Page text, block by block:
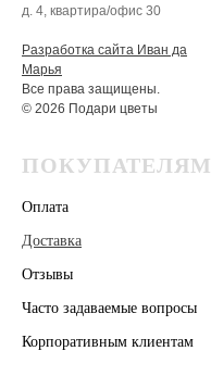
д. 4, квартира/офис 30
Разработка сайта Иван да
Марья
Все права защищены.
© 2026 Подари цветы
ПОКУПАТЕЛЯМ
Оплата
Доставка
Отзывы
Часто задаваемые вопросы
Корпоративным клиентам